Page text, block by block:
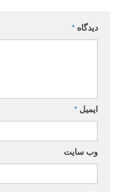
دیدگاه *
ایمیل *
وب‌ سایت